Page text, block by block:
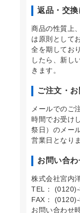
返品・交換
商品の性質上
は原則として
全を期してお
したら、新し
きます。
ご注文・
メールでのご
時間でお受け
祭日）のメー
営業日となり
お問い合
株式会社宮内
TEL：
FAX：
お問い合わせ